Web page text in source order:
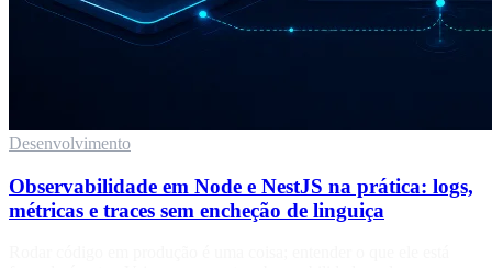
Desenvolvimento
Observabilidade em Node e NestJS na prática: logs,
métricas e traces sem encheção de linguiça